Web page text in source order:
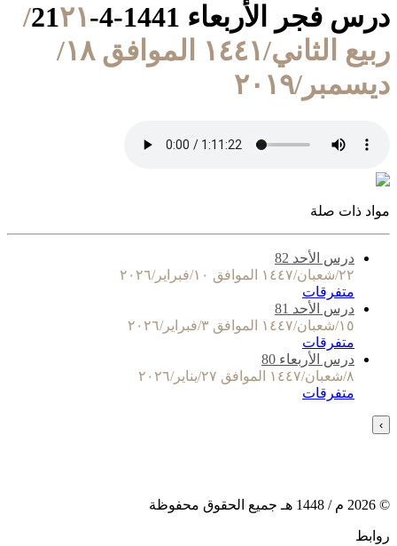
درس فجر الأربعاء 1441-4-21
٢١/
ربيع الثاني/١٤٤١ الموافق ١٨/
ديسمبر/٢٠١٩
مواد ذات صلة
درس الأحد 82
٢٢/شعبان/١٤٤٧ الموافق ١٠/فبراير/٢٠٢٦
متفرقات
درس الأحد 81
١٥/شعبان/١٤٤٧ الموافق ٣/فبراير/٢٠٢٦
متفرقات
درس الأربعاء 80
٨/شعبان/١٤٤٧ الموافق ٢٧/يناير/٢٠٢٦
متفرقات
›
©
2026 م / 1448 هـ جميع الحقوق محفوظة
روابط